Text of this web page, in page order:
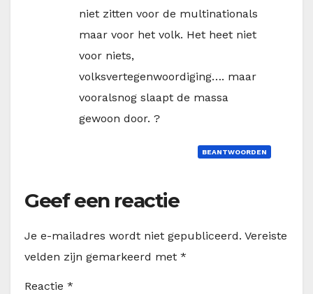
niet zitten voor de multinationals
maar voor het volk. Het heet niet
voor niets,
volksvertegenwoordiging…. maar
vooralsnog slaapt de massa
gewoon door. ?
BEANTWOORDEN
Geef een reactie
Je e-mailadres wordt niet gepubliceerd. Vereiste
velden zijn gemarkeerd met *
Reactie *